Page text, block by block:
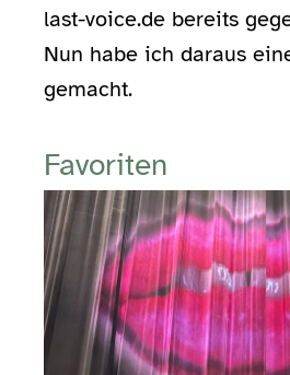
last-voice.de bereits
Nun habe ich daraus
gemacht.
Favoriten